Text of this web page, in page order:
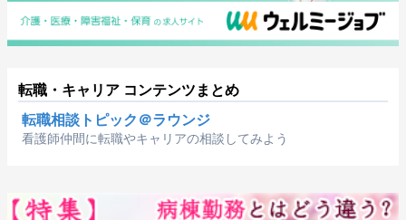
転職・キャリア コンテンツまとめ
転職相談トピック＠ラウンジ
看護師仲間に転職やキャリアの相談してみよう